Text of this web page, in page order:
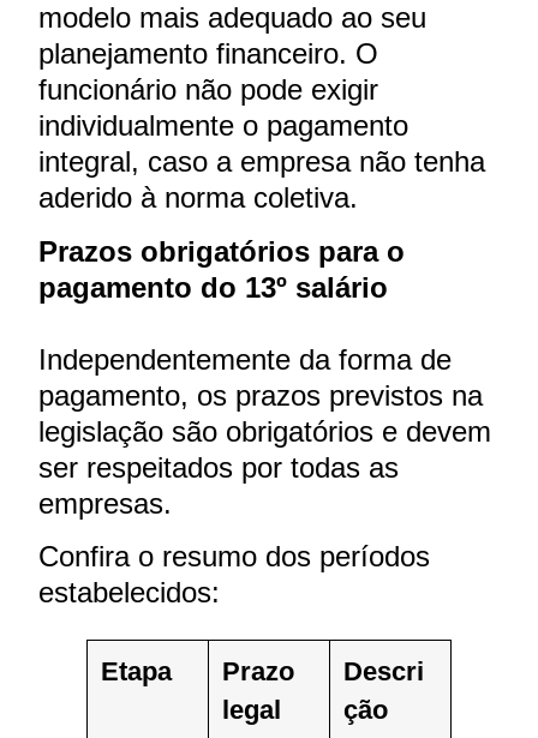
modelo mais adequado ao seu
planejamento financeiro. O
funcionário não pode exigir
individualmente o pagamento
integral, caso a empresa não tenha
aderido à norma coletiva.
Prazos obrigatórios para o
pagamento do 13º salário
Independentemente da forma de
pagamento, os prazos previstos na
legislação são obrigatórios e devem
ser respeitados por todas as
empresas.
Confira o resumo dos períodos
estabelecidos:
Etapa
Prazo
legal
Descri
ção